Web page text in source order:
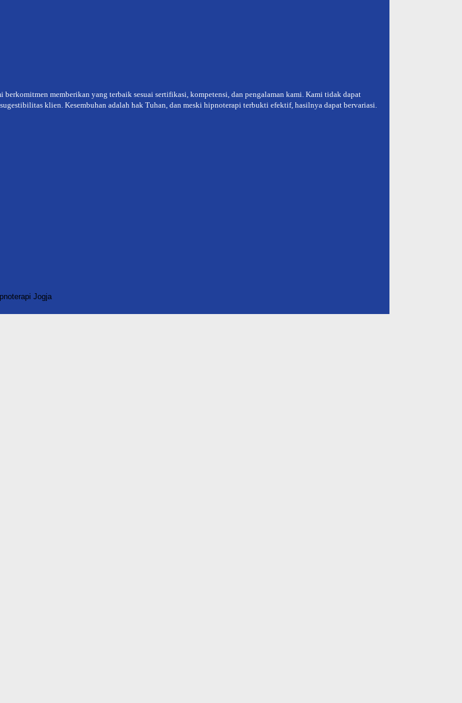
memberikan yang terbaik sesuai sertifikasi, kompetensi, dan pengalaman kami. Kami tidak dapat
klien. Kesembuhan adalah hak Tuhan, dan meski hipnoterapi terbukti efektif, hasilnya dapat bervariasi.
Jogja